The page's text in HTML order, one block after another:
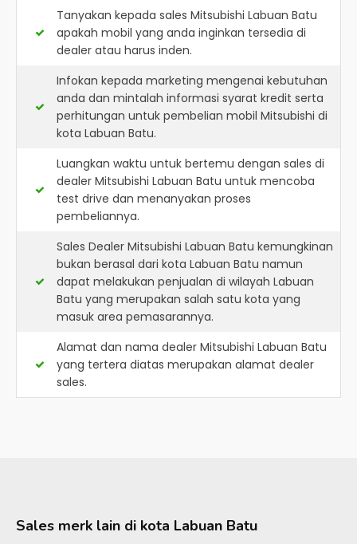
Tanyakan kepada sales Mitsubishi Labuan Batu
apakah mobil yang anda inginkan tersedia di
dealer atau harus inden.
Infokan kepada marketing mengenai kebutuhan
anda dan mintalah informasi syarat kredit serta
perhitungan untuk pembelian mobil Mitsubishi di
kota Labuan Batu.
Luangkan waktu untuk bertemu dengan sales di
dealer Mitsubishi Labuan Batu untuk mencoba
test drive dan menanyakan proses
pembeliannya.
Sales Dealer Mitsubishi Labuan Batu kemungkinan
bukan berasal dari kota Labuan Batu namun
dapat melakukan penjualan di wilayah Labuan
Batu yang merupakan salah satu kota yang
masuk area pemasarannya.
Alamat dan nama dealer Mitsubishi Labuan Batu
yang tertera diatas merupakan alamat dealer
sales.
Sales merk lain di kota Labuan Batu